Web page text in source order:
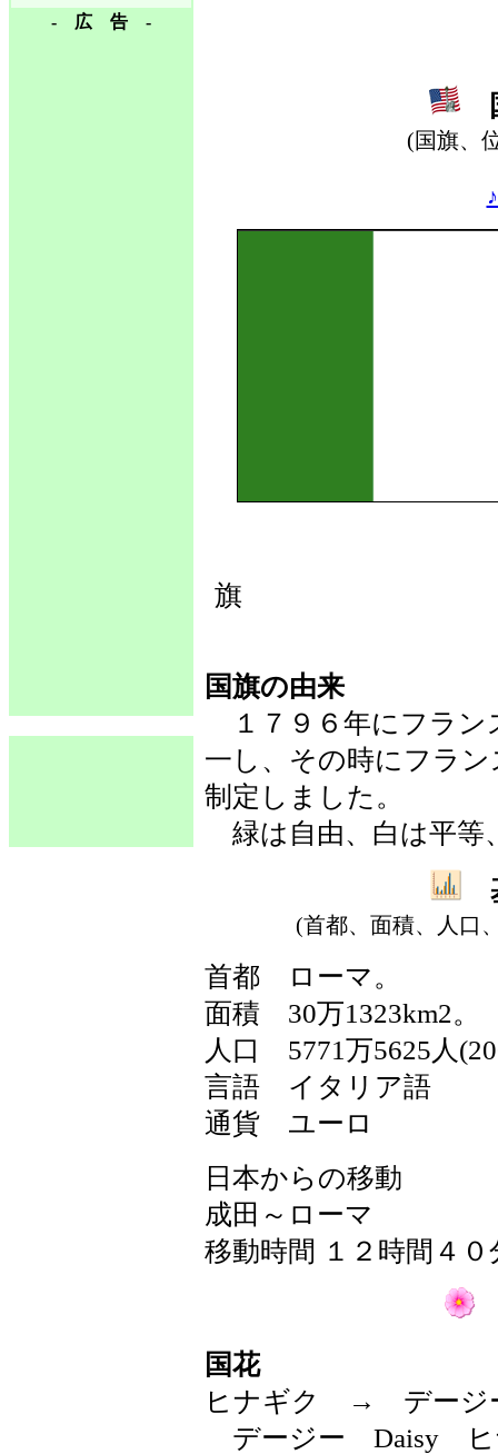
- 広 告 -
(国旗、
国旗の由来
１７９６年にフラン
一し、その時にフラ
制定しました。
緑は自由、白は平等
(首都、面積、人口
首都 ローマ。
面積 30万1323km2。
人口
5771万5625人
言語 イタリア語
通貨 ユーロ
日本からの移動
成田～ローマ
移動時間 １２時間４０
国花
ヒナギク → デージ
デージー Daisy ヒ